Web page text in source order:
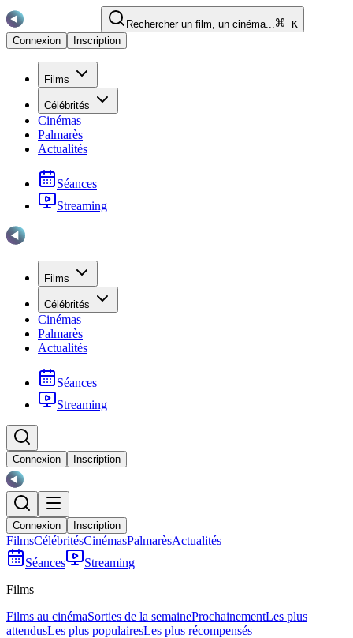
Rechercher un film, un cinéma...
K
Connexion
Inscription
Films
Célébrités
Cinémas
Palmarès
Actualités
Séances
Streaming
Films
Célébrités
Cinémas
Palmarès
Actualités
Séances
Streaming
Connexion Inscription
Connexion Inscription
FilmsCélébritésCinémasPalmarèsActualités
Séances
Streaming
Films
Films au cinémaSorties de la semaineProchainementLes plus
attendusLes plus populairesLes plus récompensés